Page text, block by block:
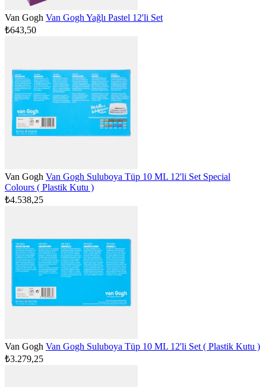
Van Gogh Van Gogh Yağlı Pastel 12'li Set
₺643,50
Van Gogh Van Gogh Suluboya Tüp 10 ML 12'li Set Special
Colours ( Plastik Kutu )
₺4.538,25
Van Gogh Van Gogh Suluboya Tüp 10 ML 12'li Set ( Plastik Kutu )
₺3.279,25